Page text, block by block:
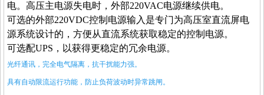
电。高压主电源失电时，外部220VAC电源继续供电。
可选的外部220VDC控制电源输入是专门为高压室直流屏电
源系统设计的，方便从直流系统获取稳定的控制电源。
可选配UPS，以获得更稳定的冗余电源。
光纤通讯，完全电气隔离，抗干扰能力强。
具有自动限流运行功能，防止负荷波动时异常跳闸。